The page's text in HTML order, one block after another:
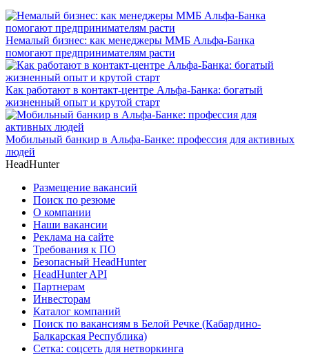
Немалый бизнес: как менеджеры ММБ Альфа-Банка
помогают предпринимателям расти
Как работают в контакт-центре Альфа-Банка: богатый
жизненный опыт и крутой старт
Мобильный банкир в Альфа-Банке: профессия для активных
людей
HeadHunter
Размещение вакансий
Поиск по резюме
О компании
Наши вакансии
Реклама на сайте
Требования к ПО
Безопасный HeadHunter
HeadHunter API
Партнерам
Инвесторам
Каталог компаний
Поиск по вакансиям в Белой Речке (Кабардино-
Балкарская Республика)
Сетка: соцсеть для нетворкинга